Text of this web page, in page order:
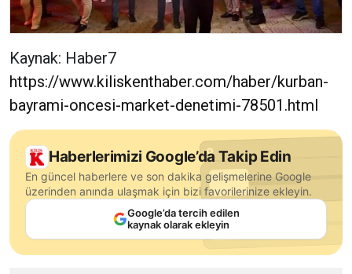
Kaynak: Haber7
https://www.kiliskenthaber.com/haber/kurban-
bayrami-oncesi-market-denetimi-78501.html
Haberlerimizi Google’da Takip Edin
En güncel haberlere ve son dakika gelişmelerine Google
üzerinden anında ulaşmak için bizi favorilerinize ekleyin.
Google’da tercih edilen
kaynak olarak ekleyin